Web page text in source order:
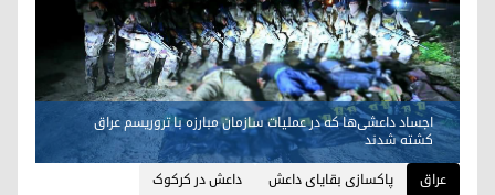
اجساد داعشی‌ها که در عملیات سازمان مبارزه با تروریسم عراق
کشته شدند
عراق
پاکسازی بقایای داعش
داعش در کرکوک